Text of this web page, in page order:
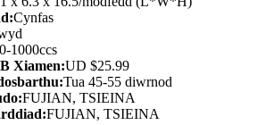
Cynfas
1000ccs
Xiamen:UD $25.99
Tua 45-55 diwrnod
FUJIAN, TSIEINA
FUJIAN, TSIEINA